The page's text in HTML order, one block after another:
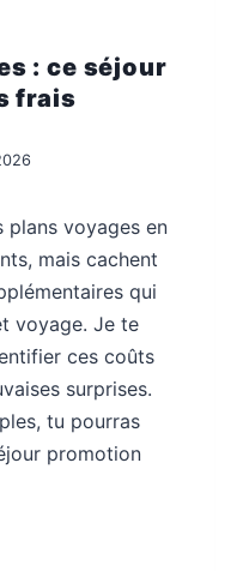
: ce séjour
frais
plans voyages en
mais cachent
qui
voyage. Je te
ces coûts
surprises.
tu pourras
promotion